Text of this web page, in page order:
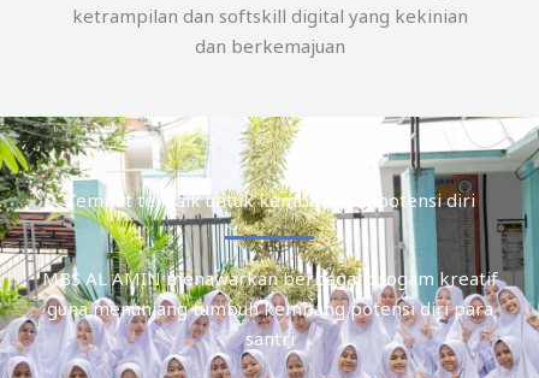
ketrampilan dan softskill digital yang kekinian
dan berkemajuan
Tempat terbaik untuk kembangkan potensi diri
MBS AL AMIN menawarkan berbagai progam kreatif
guna menunjang tumbuh kembang potensi diri para
santri